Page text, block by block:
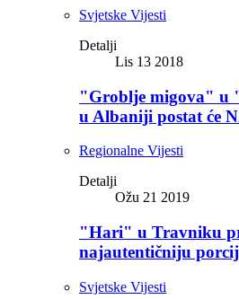
Svjetske Vijesti
Detalji
Lis 13 2018
"Groblje migova" u
u Albaniji postat će
Regionalne Vijesti
Detalji
Ožu 21 2019
"Hari" u Travniku
najautentičniju
Svjetske Vijesti